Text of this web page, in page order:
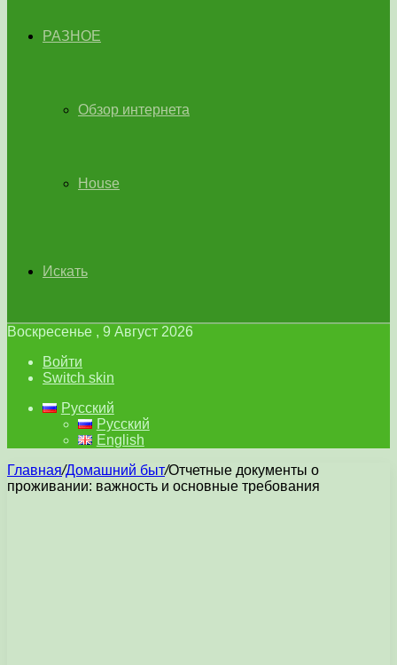
РАЗНОЕ
Обзор интернета
House
Искать
Воскресенье , 9 Август 2026
Войти
Switch skin
Русский
Русский
English
Главная/Домашний быт/Отчетные документы о
проживании: важность и основные требования